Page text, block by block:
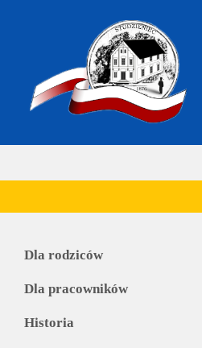
Dla rodziców
Dla pracowników
Historia